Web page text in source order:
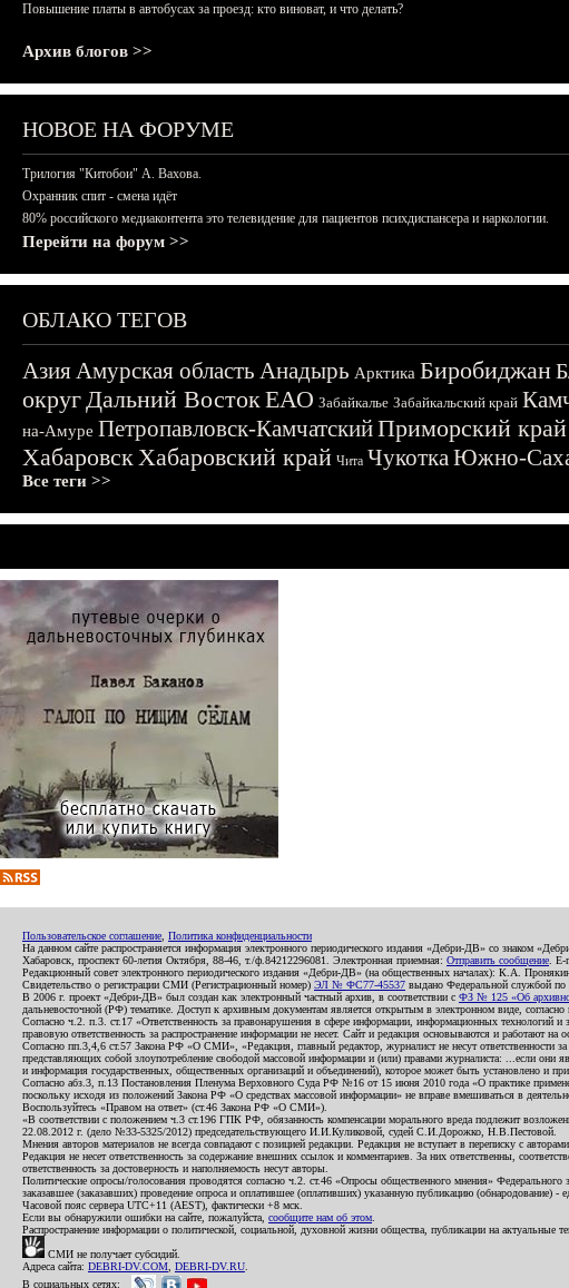
Повышение платы в автобусах за проезд: кто виноват, и что делать?
Архив блогов >>
НОВОЕ НА ФОРУМЕ
Трилогия "Китобои" А. Вахова.
Охранник спит - смена идёт
80% российского медиаконтента это телевидение для пациентов психдиспансера и наркологии.
Перейти на форум >>
ОБЛАКО ТЕГОВ
АзияАмурская область Анадырь Арктика Биробиджан
округДальний ВостокЕАО Забайкалье Забайкальский край
на-Амуре Петропавловск-КамчатскийПриморский край
ХабаровскХабаровский край Чита ЧукоткаЮжно-
Все теги >>
Пользовательское соглашение Политика конфиденциальности
На данном сайте распространяется информация электронного периодического издания «Дебри-ДВ» со знаком
Хабаровск, проспект 60-летия Октября, 88-46, т./ф.84212296081. Электронная приемная: Отправить сообщение .
Редакционный совет электронного периодического издания «Дебри-ДВ» (на общественных началах):
Свидетельство о регистрации СМИ (Регистрационный номер) ЭЛ № ФС77-45537 выдано Федеральной службой по
В 2006 г. проект «Дебри-ДВ» был создан как электронный частный архив, в соответствии с ФЗ № 125 «Об
дальневосточной (РФ) тематике. Доступ к архивным документам является открытым в электронном виде,
Согласно ч.2. п.3. ст.17 «Ответственность за правонарушения в сфере информации, информационных технологий
правовую ответственность за распространение информации не несет. Сайт и редакция основываются и работают
Согласно пп.3,4,6 ст.57 Закона РФ «О СМИ», «Редакция, главный редактор, журналист не несут ответственности
представляющих собой злоупотребление свободой массовой информации и (или) правами журналиста: ...если они
и информация государственных, общественных организаций и объединений), которое может быть установлено и
Согласно абз.3, п.13 Постановления Пленума Верховного Суда РФ №16 от 15 июня 2010 года «О практике
поскольку исходя из положений Закона РФ «О средствах массовой информации» не вправе вмешиваться в
Воспользуйтесь «Правом на ответ» (ст.46 Закона РФ «О СМИ»).
«В соответствии с положением ч.3 ст.196 ГПК РФ, обязанность компенсации морального вреда подлежит
22.08.2012 г. (дело №33-5325/2012) председательствующего И.И.Куликовой, судей С.И.Дорожко, Н.В.Пестовой.
Мнения авторов материалов не всегда совпадают с позицией редакции. Редакция не вступает в переписку с авторами.
Редакция не несет ответственность за содержание внешних ссылок и комментариев. За них ответственны,
ответственность за достоверность и наполняемость несут авторы.
Политические опросы/голосования проводятся согласно ч.2. ст.46 «Опросы общественного мнения»
заказавшее (заказавших) проведение опроса и оплатившее (оплативших) указанную публикацию (обнародование) -
Часовой пояс сервера UTC+11 (AEST), фактически +8 мск.
Если вы обнаружили ошибки на сайте, пожалуйста, сообщите нам об этом
Распространение информации о политической, социальной, духовной жизни общества, публикации на
СМИ не получает субсидий.
Адреса сайта: DEBRI-DV.COM DEBRI-DV.RU
В социальных сетях: